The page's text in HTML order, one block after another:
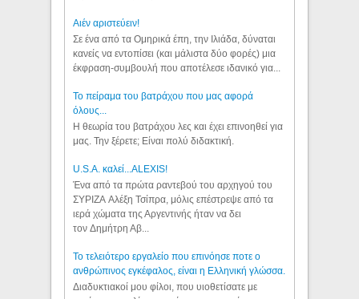
Aιέν αριστεύειν!
Σε ένα από τα Ομηρικά έπη, την Ιλιάδα, δύναται
κανείς να εντοπίσει (και μάλιστα δύο φορές) μια
έκφραση-συμβουλή που αποτέλεσε ιδανικό για...
Το πείραμα του βατράχου που μας αφορά
όλους...
Η θεωρία του βατράχου λες και έχει επινοηθεί για
μας. Την ξέρετε; Είναι πολύ διδακτική.
U.S.A. καλεί...ALEXIS!
Ένα από τα πρώτα ραντεβού του αρχηγού του
ΣΥΡΙΖΑ Αλέξη Τσίπρα, μόλις επέστρεψε από τα
ιερά χώματα της Αργεντινής ήταν να δει
τον Δημήτρη Αβ...
Το τελειότερο εργαλείο που επινόησε ποτε ο
ανθρώπινος εγκέφαλος, είναι η Ελληνική γλώσσα.
Διαδυκτιακοί μου φίλοι, που υιοθετίσατε με